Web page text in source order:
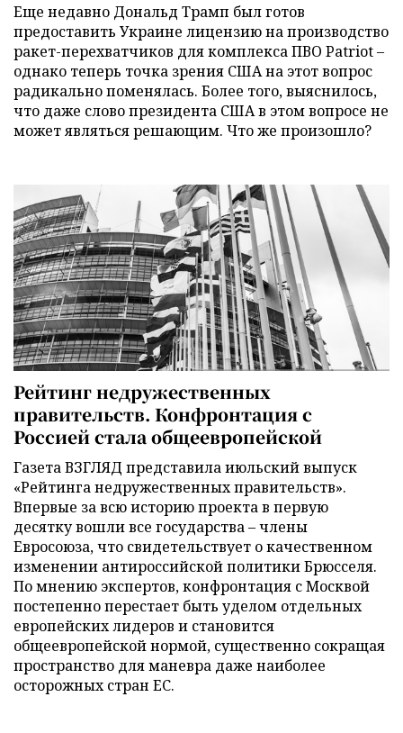
Еще недавно Дональд Трамп был готов
предоставить Украине лицензию на производство
ракет-перехватчиков для комплекса ПВО Patriot –
однако теперь точка зрения США на этот вопрос
радикально поменялась. Более того, выяснилось,
что даже слово президента США в этом вопросе не
может являться решающим. Что же произошло?
Рейтинг недружественных
правительств. Конфронтация с
Россией стала общеевропейской
Газета ВЗГЛЯД представила июльский выпуск
«Рейтинга недружественных правительств».
Впервые за всю историю проекта в первую
десятку вошли все государства – члены
Евросоюза, что свидетельствует о качественном
изменении антироссийской политики Брюсселя.
По мнению экспертов, конфронтация с Москвой
постепенно перестает быть уделом отдельных
европейских лидеров и становится
общеевропейской нормой, существенно сокращая
пространство для маневра даже наиболее
осторожных стран ЕС.